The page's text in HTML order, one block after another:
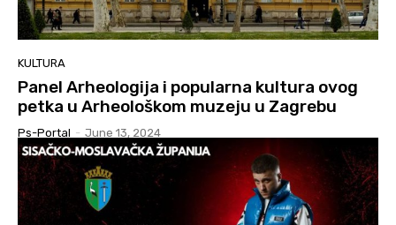
KULTURA
Panel Arheologija i popularna kultura ovog
petka u Arheološkom muzeju u Zagrebu
Ps-Portal - June 13, 2024